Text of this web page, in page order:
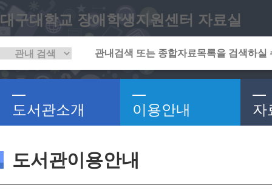
대구대학교 장애학생지원센터 자료실
도서관소개 이용안내 자
도서관이용안내